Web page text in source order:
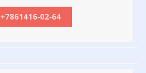
+7861416-02-64